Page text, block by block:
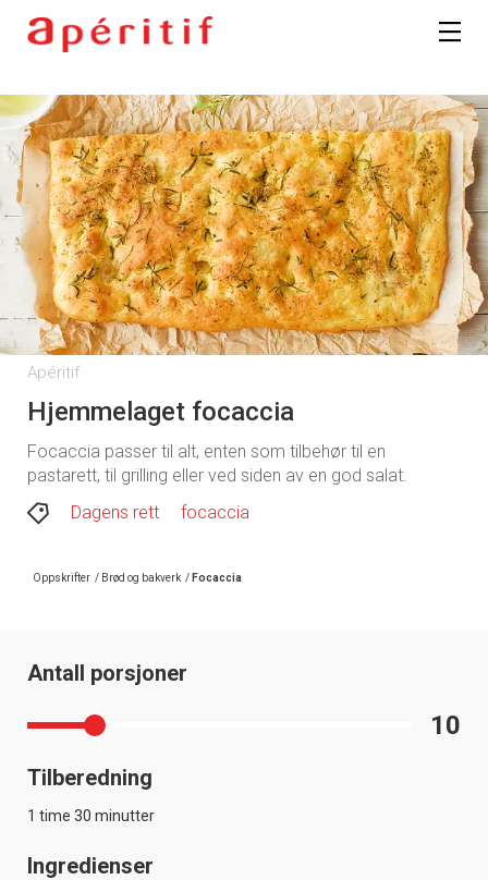
Apéritif
Hjemmelaget focaccia
Focaccia passer til alt, enten som tilbehør til en
pastarett, til grilling eller ved siden av en god salat.
Dagens rett
focaccia
Oppskrifter / Brød og bakverk / Focaccia
Antall porsjoner
10
Tilberedning
1 time 30 minutter
Ingredienser